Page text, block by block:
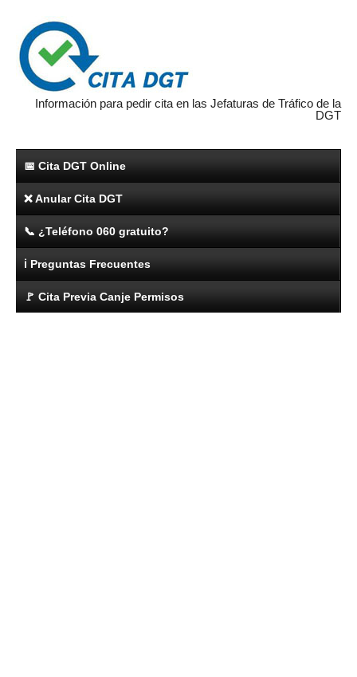
Información para pedir cita en las Jefaturas de Tráfico de la
DGT
📅 Cita DGT Online
❌ Anular Cita DGT
📞 ¿Teléfono 060 gratuito?
ℹ️ Preguntas Frecuentes
🚩 Cita Previa Canje Permisos